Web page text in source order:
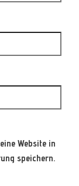
Website in
speichern.